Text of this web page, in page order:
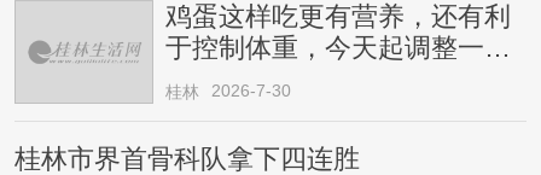
鸡蛋这样吃更有营养，还有利
于控制体重，今天起调整一下
→
桂林 2026-7-30
桂林市界首骨科队拿下四连胜